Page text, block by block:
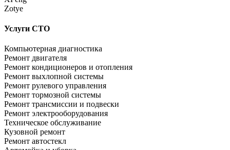
Zotye
Услуги СТО
Компьютерная диагностика
Ремонт двигателя
Ремонт кондиционеров и отопления
Ремонт выхлопной системы
Ремонт рулевого управления
Ремонт тормозной системы
Ремонт трансмиссии и подвески
Ремонт электрооборудования
Техническое обслуживание
Кузовной ремонт
Ремонт автостекл